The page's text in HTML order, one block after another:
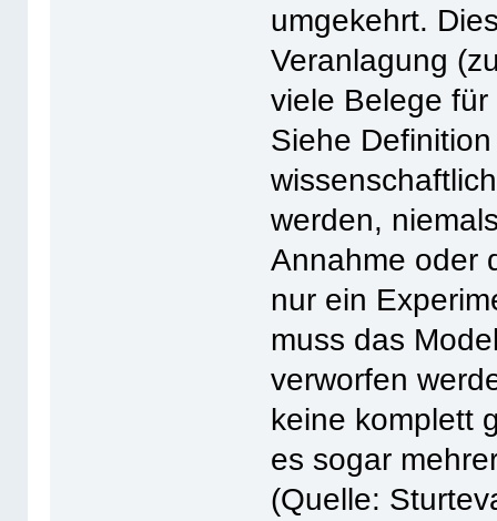
umgekehrt.
Veranlagung
viele Belege
Siehe
werden,
Annahme oder
nur ein
muss das
verworfen
keine komplett
es sogar
(Quelle: